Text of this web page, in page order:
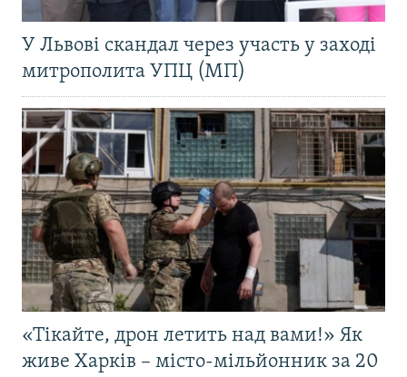
У Львові скандал через участь у заході
митрополита УПЦ (МП)
«Тікайте, дрон летить над вами!» Як
живе Харків – місто-мільйонник за 20